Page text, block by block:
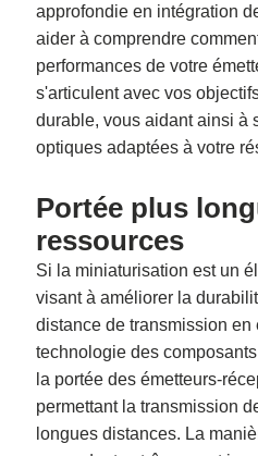
approfondie en intégration
aider à comprendre
performances de votre
s'articulent avec vos
durable, vous aidant ainsi à
optiques adaptées à votre
Portée plus
ressources
Si la miniaturisation est un
visant à améliorer la
distance de transmission en
technologie des
la portée des émetteurs-
permettant la transmission
longues distances. La